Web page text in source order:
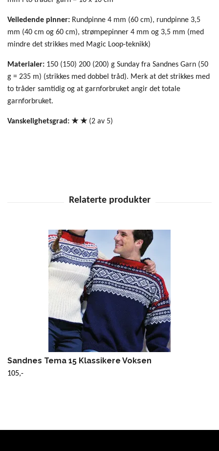
Veiledende pinner: Rundpinne 4 mm (60 cm), rundpinne 3,5
mm (40 cm og 60 cm), strømpepinner 4 mm og 3,5 mm (med
mindre det strikkes med Magic Loop-teknikk)
Materialer: 150 (150) 200 (200) g Sunday fra Sandnes Garn (50
g = 235 m) (strikkes med dobbel tråd). Merk at det strikkes med
to tråder samtidig og at garnforbruket angir det totale
garnforbruket.
Vanskelighetsgrad: ★ ★(2 av 5)
Sandnes Tema 15 Klassikere Voksen
105,-